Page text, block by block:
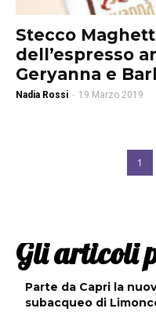
Stecco
dell’espresso
Geryanna e
Nadia Rossi - 19 Marzo 2019
1
Gli articoli
Parte da Capri la
subacqueo di